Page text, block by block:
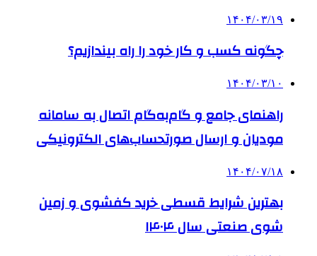
۱۴۰۴/۰۳/۱۹
چگونه کسب و کار خود را راه بیندازیم؟
۱۴۰۴/۰۳/۱۰
راهنمای جامع و گام‌به‌گام اتصال به سامانه
مودیان و ارسال صورتحساب‌های الکترونیکی
۱۴۰۴/۰۷/۱۸
بهترین شرایط قسطی خرید کفشوی و زمین
شوی صنعتی سال ۱۴۰۴